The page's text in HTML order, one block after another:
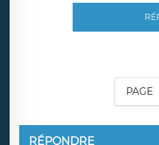
PAGE
RÉPONDRE